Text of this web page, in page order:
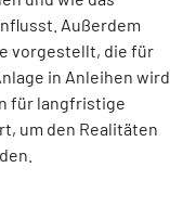
Außerdem
vorgestellt, die für
in Anleihen wird
für langfristige
um den Realitäten